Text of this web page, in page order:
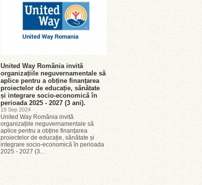
United Way România invită
organizațiile neguvernamentale să
aplice pentru a obține finanțarea
proiectelor de educație, sănătate
și integrare socio-economică în
perioada 2025 - 2027 (3 ani).
19 Sep 2024
United Way România invită
organizațiile neguvernamentale să
aplice pentru a obține finanțarea
proiectelor de educație, sănătate și
integrare socio-economică în perioada
2025 - 2027 (3...